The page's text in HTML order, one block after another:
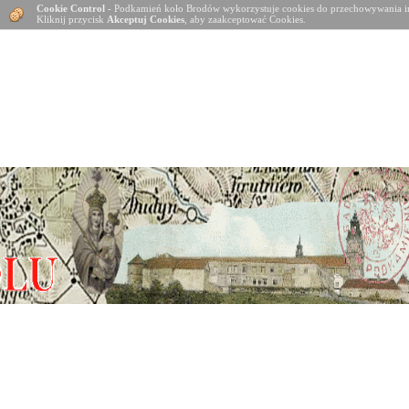
Cookie Control - Podkamień koło Brodów wykorzystuje cookies do
Kliknij przycisk Akceptuj Cookies , aby zaakceptować Cookies.